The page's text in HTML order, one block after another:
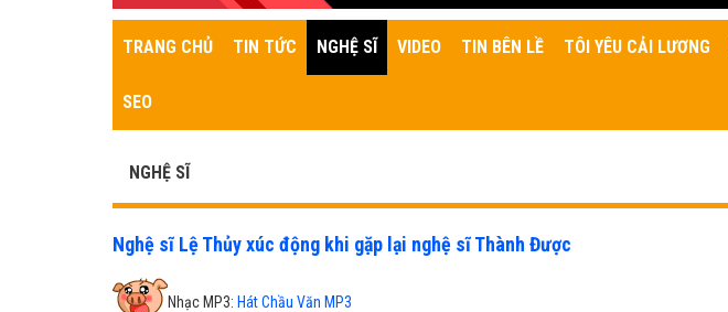
TRANG CHỦ TIN TỨC NGHỆ SĨ VIDEO TIN BÊN LỀ TÔI YÊU CẢI LƯƠNG
SEO
NGHỆ SĨ
Nghệ sĩ Lệ Thủy xúc động khi gặp lại nghệ sĩ Thành Được
Nhạc MP3: Hát Chầu Văn MP3